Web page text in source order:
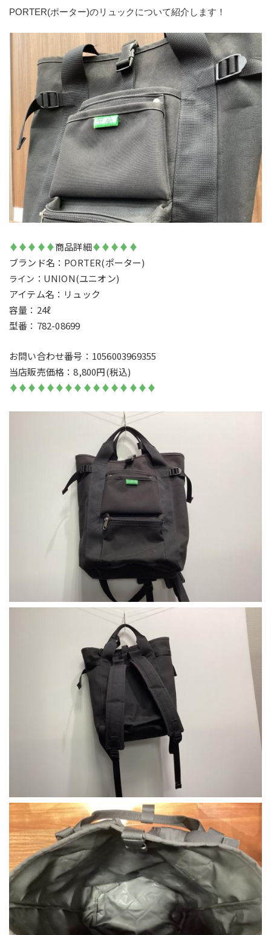
PORTER(ポーター)のリュックについて紹介します！
♦♦♦♦♦商品詳細♦♦♦♦♦
ブランド名：PORTER(ポーター)
ライン： UNION(ユニオン)
アイテム名：リュック
容量：24ℓ
型番：782-08699
お問い合わせ番号：1056003969355
当店販売価格：8,800円(税込)
♦♦♦♦♦♦♦♦♦♦♦♦♦♦♦♦